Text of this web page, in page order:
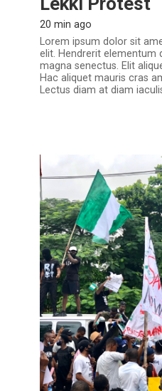
20 min ago
Lorem ipsum dolor sit
elit. Hendrerit elementum
magna senectus. Elit
Hac aliquet mauris cras
Lectus diam at diam